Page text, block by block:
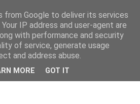
from Google to deliver its services
IP address and user-agent are
with performance and security
of service, generate usage
and address abuse.
MORE GOT IT